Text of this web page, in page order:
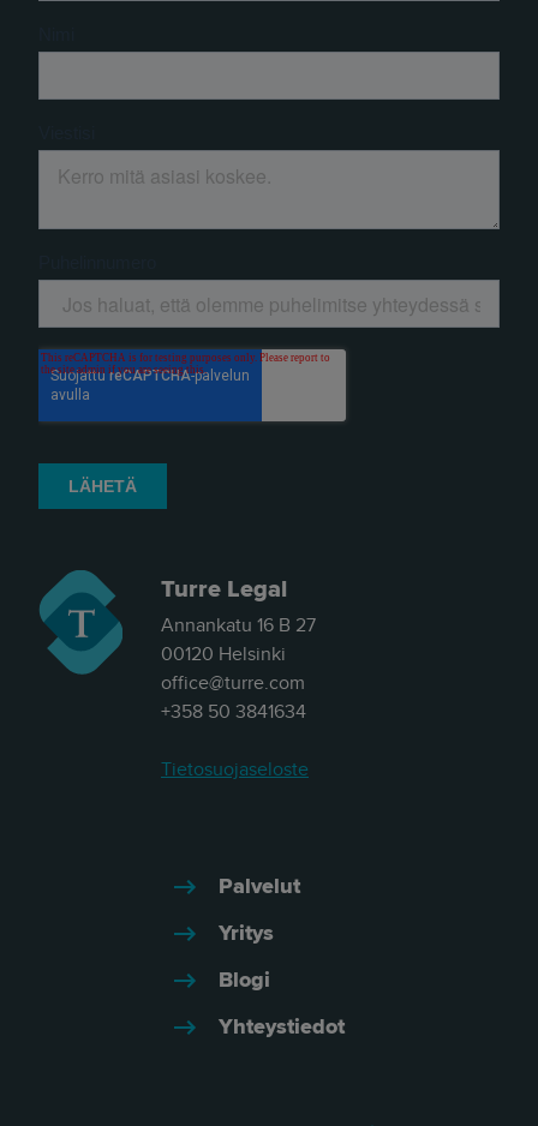
Turre Legal
Annankatu 16 B 27
00120 Helsinki
office@turre.com
+358 50 3841634
Tietosuojaseloste
Palvelut
Yritys
Blogi
Yhteystiedot